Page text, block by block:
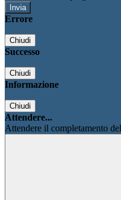
Errore
Chiudi
Successo
Chiudi
Informazione
Chiudi
Attendere...
Attendere il completamento